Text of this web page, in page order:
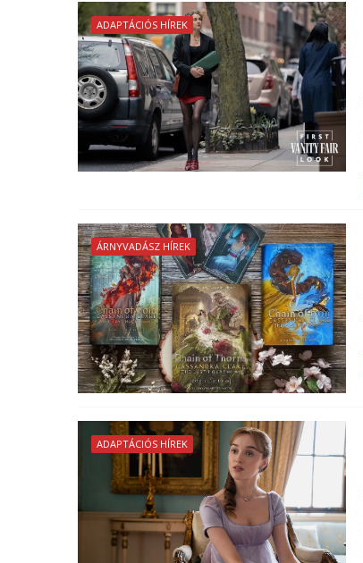
ADAPTÁCIÓS HÍREK
ÁRNYVADÁSZ HÍREK
ADAPTÁCIÓS HÍREK